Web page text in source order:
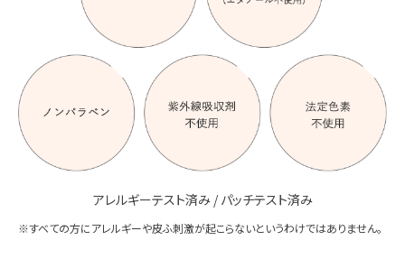
アレルギーテスト済み / パッチテスト済み
※すべての方にアレルギーや皮ふ刺激が起こらないというわけではありません。